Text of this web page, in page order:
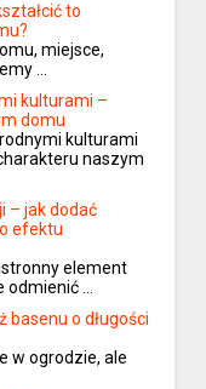
to
miejsce,
…
kulturami –
domu
kulturami
naszym
– jak dodać
efektu
element
odmienić …
basenu o długości
w ogrodzie, ale